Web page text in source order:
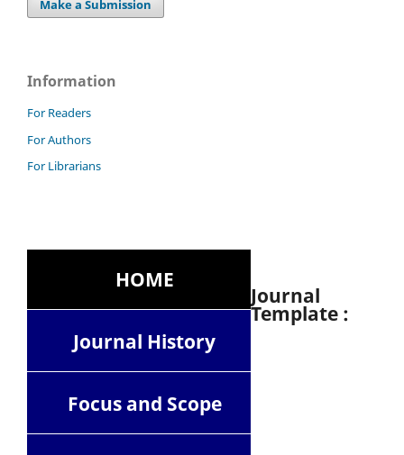
Make a Submission
Information
For Readers
For Authors
For Librarians
HOME
Journal History
Focus and Scope
Journal
Template :